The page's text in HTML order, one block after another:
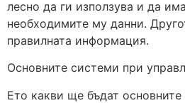
лесно да ги използува и да
необходимите му данни.
правилната информация.
Основните системи при
Ето какви ще бъдат